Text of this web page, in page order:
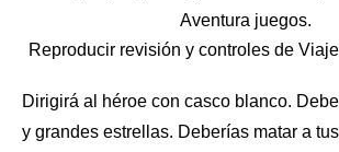
Aventura juegos.
Reproducir revisión y controles de
Dirigirá al héroe con casco blanco.
y grandes estrellas. Deberías matar a